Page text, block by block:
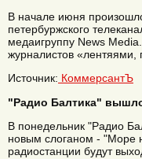
В начале июня
петербуржского
медаигруппу News
журналистов «лентяями,
Источник: КоммерсантЪ
"Радио Балтика"
В понедельник "Радио
новым слоганом - "Море
радиостанции будут